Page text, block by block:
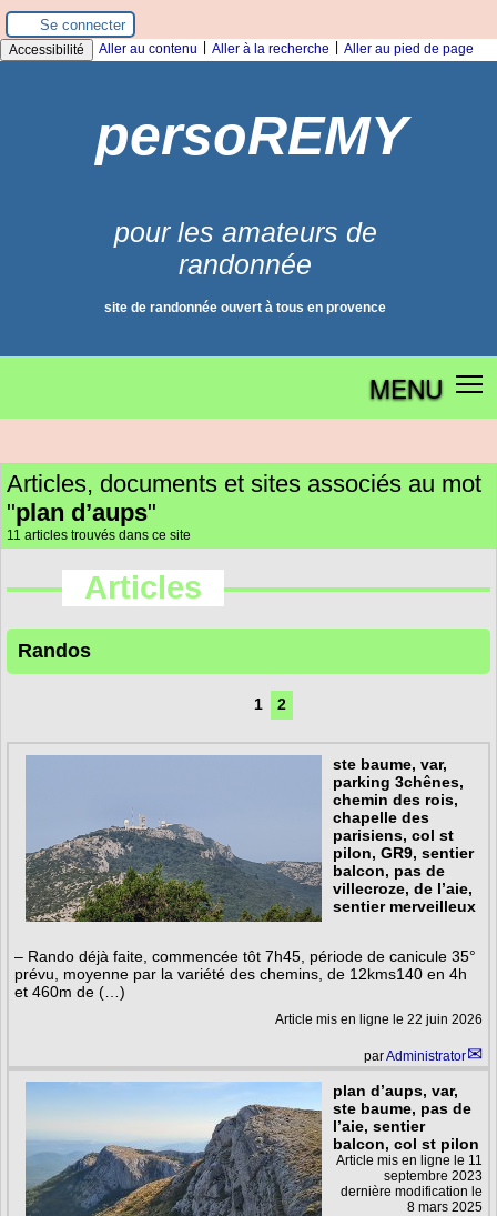
Panneau de gestion des cookies
Se connecter
Accessibilité Aller au contenu Aller à la recherche Aller au pied de page
persoREMY
pour les amateurs de
randonnée
site de randonnée ouvert à tous en provence
MENU
Articles, documents et sites associés au mot
"plan d’aups"
11 articles trouvés dans ce site
Articles
Randos
1 2
ste baume, var,
parking 3chênes,
chemin des rois,
chapelle des
parisiens, col st
pilon, GR9, sentier
balcon, pas de
villecroze, de l’aie,
sentier merveilleux
– Rando déjà faite, commencée tôt 7h45, période de canicule 35°
prévu, moyenne par la variété des chemins, de 12kms140 en 4h
et 460m de (…)
Article mis en ligne le 22 juin 2026
parAdministrator
plan d’aups, var,
ste baume, pas de
l’aie, sentier
balcon, col st pilon
Article mis en ligne le 11
septembre 2023
dernière modification le
8 mars 2025